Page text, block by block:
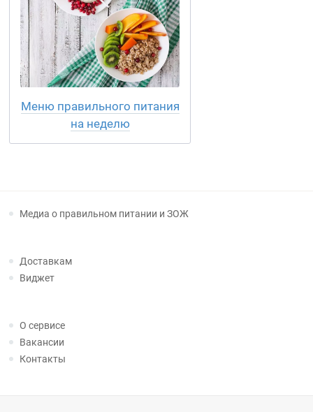
Меню правильного питания
на неделю
Медиа о правильном питании и ЗОЖ
Доставкам
Виджет
О сервисе
Вакансии
Контакты